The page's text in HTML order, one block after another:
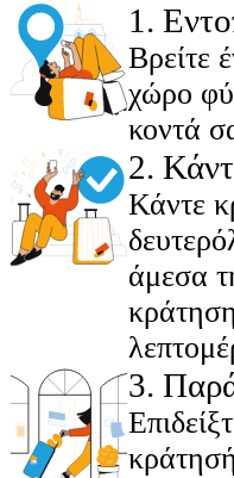
1 .
Βρείτε
χώρο
κοντά
2.
Κάντε
άμεσα
3.